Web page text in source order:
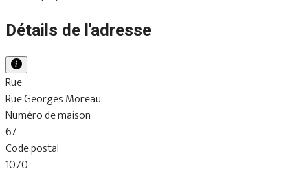
Détails de l'adresse
Rue
Rue Georges Moreau
Numéro de maison
67
Code postal
1070